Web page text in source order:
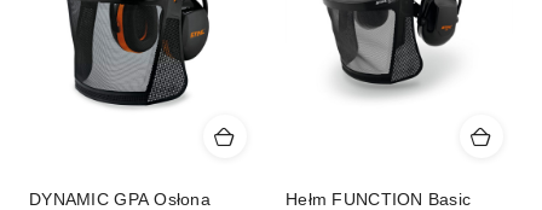
DYNAMIC GPA Osłona
Hełm FUNCTION Basic